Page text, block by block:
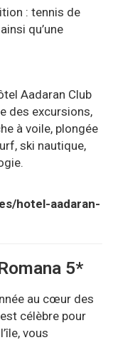
: tennis de
qu’une
Aadaran Club
des excursions,
à voile, plongée
ski nautique,
hotel-aadaran-
5*
au cœur des
célèbre pour
vous